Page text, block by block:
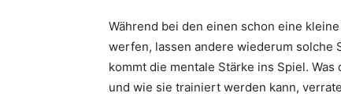
Während bei den einen schon eine
werfen, lassen andere wiederum solche
kommt die mentale Stärke ins Spiel.
und wie sie trainiert werden kann,